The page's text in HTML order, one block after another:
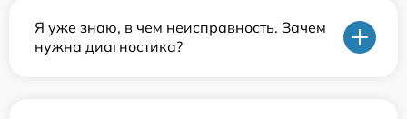
Я уже знаю, в чем неисправность. Зачем
нужна диагностика?